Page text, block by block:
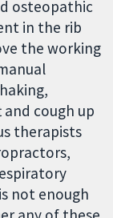
osteopathic
in the rib
the working
cough up
therapists
not enough